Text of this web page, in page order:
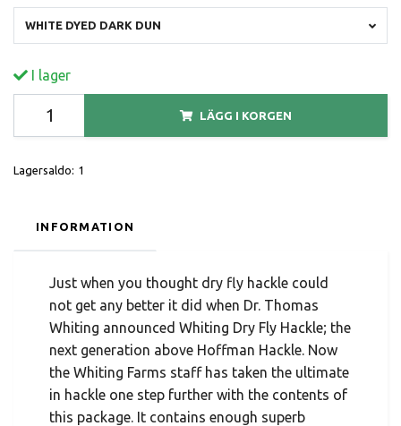
WHITE DYED DARK DUN
I lager
LÄGG I KORGEN
Lagersaldo: 1
INFORMATION
Just when you thought dry fly hackle could
not get any better it did when Dr. Thomas
Whiting announced Whiting Dry Fly Hackle; the
next generation above Hoffman Hackle. Now
the Whiting Farms staff has taken the ultimate
in hackle one step further with the contents of
this package. It contains enough superb